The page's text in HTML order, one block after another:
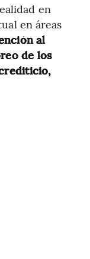
en
en áreas
al
de los